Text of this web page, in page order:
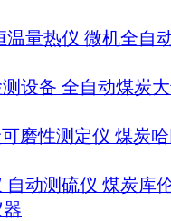
温量热仪 微机全自
设备 全自动煤炭
磨性测定仪 煤炭
自动测硫仪 煤炭库